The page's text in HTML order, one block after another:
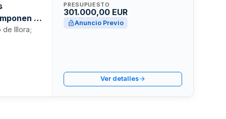
el
de Illora;
PRESUPUESTO
301.000,00 EUR
Anuncio Previo
Ver detalles